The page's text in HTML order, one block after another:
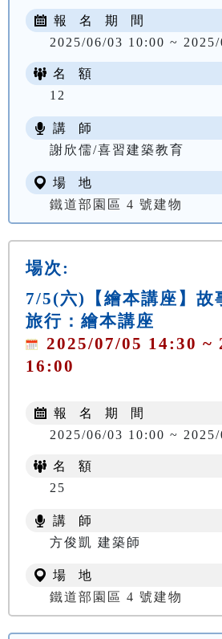
報 名 期 間
2025/06/03 10:00 ~
名 額
12
講 師
謝欣儒/喜習建築教育
場 地
鐵道部園區 4 號建物
場次:
7/5(六)【繪本講座】故
旅行：繪本講座
2025/07/05 14:30 ~
16:00
報 名 期 間
2025/06/03 10:00 ~
名 額
25
講 師
方俊凱 建築師
場 地
鐵道部園區 4 號建物